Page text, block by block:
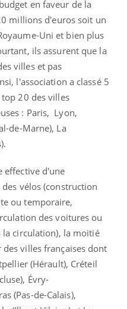
en faveur de la
millions d'euros soit un
Uni et bien plus
ils assurent que la
villes et pas
l'association a classé 5
20 des villes
: Paris, Lyon,
de-Marne), La
effective d'une
vélos (construction
ou temporaire,
des voitures ou
circulation), la moitié
villes françaises dont
(Hérault), Créteil
Évry-
(Pas-de-Calais),